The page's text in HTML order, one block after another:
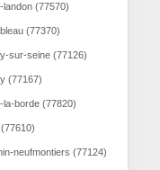
landon (77570)
(77370)
sur-seine (77126)
(77167)
la-borde (77820)
neufmontiers (77124)